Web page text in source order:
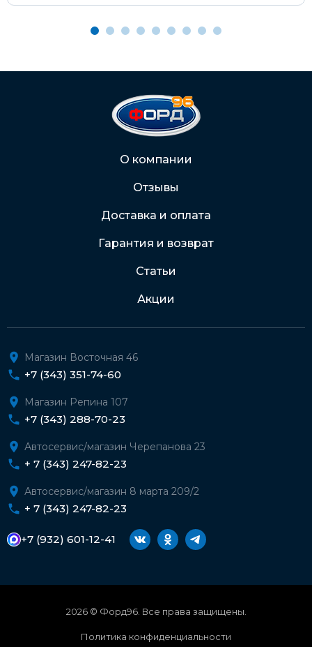
2202 2032 0805 1187
Подробнее о доставке и оплате
О компании
Отзывы
Доставка и оплата
Гарантия и возврат
Статьи
Акции
Магазин Восточная 46
+7 (343) 351-74-60
Магазин Репина 107
+7 (343) 288-70-23
Автосервис/магазин Черепанова 23
+ 7 (343) 247-82-23
Автосервис/магазин 8 марта 209/2
+ 7 (343) 247-82-23
+7 (932) 601-12-41
2026 © Форд96. Все права защищены.
Политика конфиденциальности